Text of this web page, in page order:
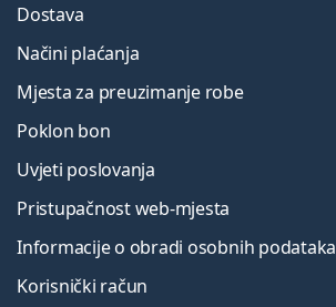
Dostava
Načini plaćanja
Mjesta za preuzimanje robe
Poklon bon
Uvjeti poslovanja
Pristupačnost web-mjesta
Informacije o obradi osobnih podataka
Korisnički račun